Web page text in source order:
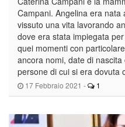
17 Febbraio 2021 - 1
Campani. Angelina era
vissuto una vita lavorando
dove era stata impiegata
quei momenti con
ancora nomi, date di
persone di cui si era dovuta